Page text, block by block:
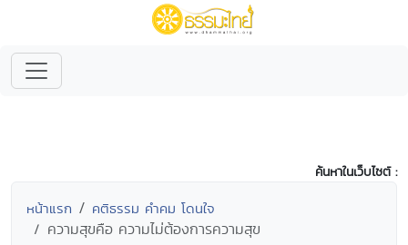
ค้นหาในเว็บไซต์ :
หน้าแรก คติธรรม คำคม โดนใจ
ความสุขคือ ความไม่ต้องการความสุข